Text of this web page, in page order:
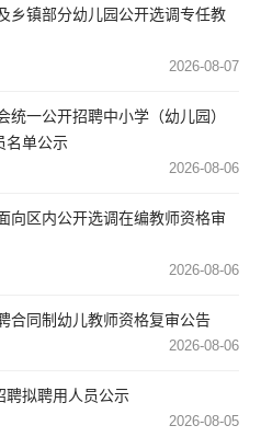
乡镇部分幼儿园公开选调专任教
2026-08-07
一公开招聘中小学（幼儿园）
名单公示
2026-08-06
向区内公开选调在编教师资格审
2026-08-06
合同制幼儿教师资格复审公告
2026-08-06
聘拟聘用人员公示
2026-08-05